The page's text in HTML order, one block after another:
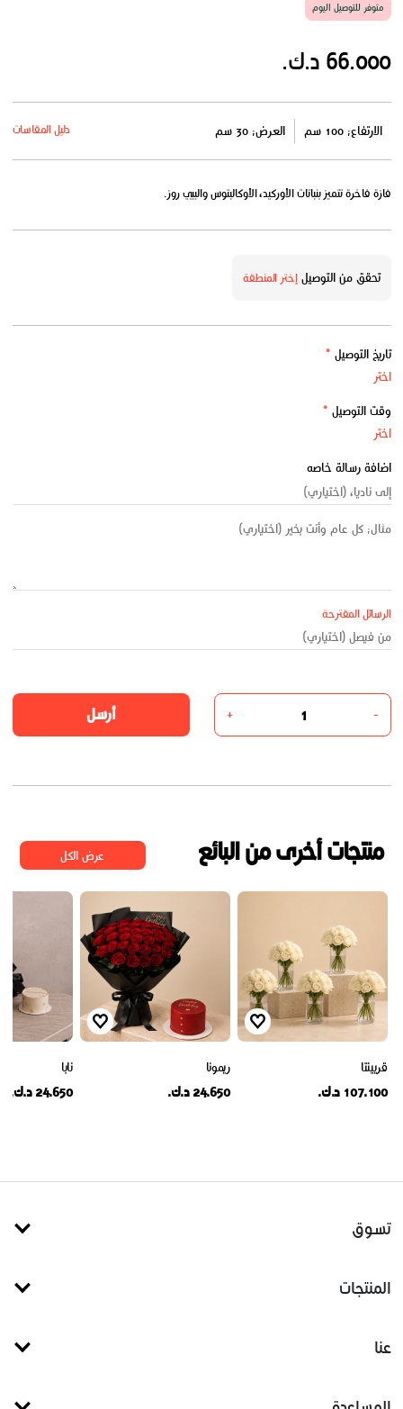
متوفر للتوصيل اليوم
66.000 د.ك.
الارتفاع: 100 سم العرض: 30 سم دليل المقاسات
فازة فاخرة تتميز بنباتات الأوركيد، الأوكالبتوس والبيبي روز.
تحقق من التوصيلإختر المنطقة
تاريخ التوصيل *
وقت التوصيل *
اضافة رسالة خاصه
الرسائل المقترحة
-
+ أرسل
منتجات أخرى من البائع عرض الكل
قريينتا
107.100 د.ك.
ريمونا
24.650 د.ك.
نابا
24.650 د.ك.
تسوق
المنتجات
عنا